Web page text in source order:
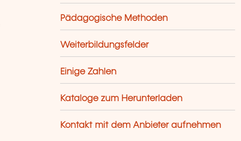
Pädagogische Methoden
Weiterbildungsfelder
Einige Zahlen
Kataloge zum Herunterladen
Kontakt mit dem Anbieter aufnehmen